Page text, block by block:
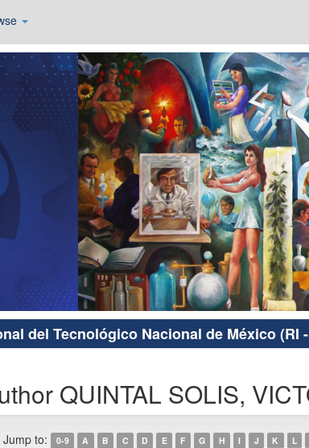
del Tecnológico Nacional de México (RI -
QUINTAL SOLIS,
Jump to: 0-9 A B C D E F G H I J K L